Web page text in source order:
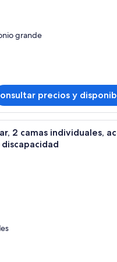
grande
precios y
ventana con cortinas.
Habitación de hotel
2 camas individuales,